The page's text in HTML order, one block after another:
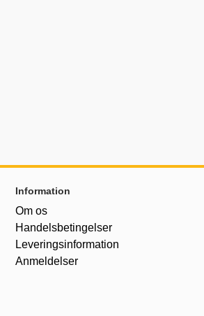
Sidefodsinhold Blandet
Information
Om os
Handelsbetingelser
Leveringsinformation
Anmeldelser